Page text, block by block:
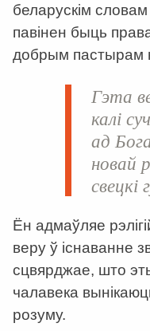
беларускім
павінен быць
добрым пастырам
Гэта
калі
ад
новай
свецкі
Ён адмаўляе
веру ў існаванне
сцвярджае, што
чалавека
розуму.